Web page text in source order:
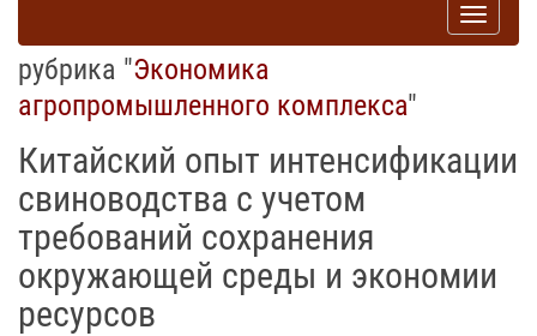
Toggle
рубрика "Экономика
агропромышленного комплекса"
Китайский опыт интенсификации
свиноводства с учетом
требований сохранения
окружающей среды и экономии
ресурсов